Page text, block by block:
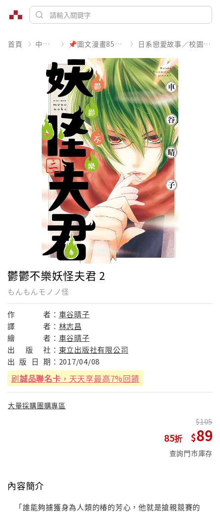
首頁 中文書 📌圖文漫畫85折起 日系戀愛故事／校園青春
鬱鬱不樂妖怪夫君 2
もんもんモノノ怪
作 者： 車谷晴子
譯
者： 林志昌
繪
者： 車谷晴子
出
版 社： 東立出版社有限公司
出 版 日 期： 2017/04/08
刷誠品聯名卡 ，天天享最高7%回饋
大量採購團購專區
85
105
89
查詢門市庫存
內容簡介
「誰能夠擄獲身為人類的椿的芳心，他就是搶親競賽的